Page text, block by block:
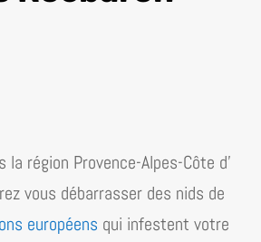
la région Provence-Alpes-Côte d’​
vous débarrasser des nids de
européens qui infestent votre